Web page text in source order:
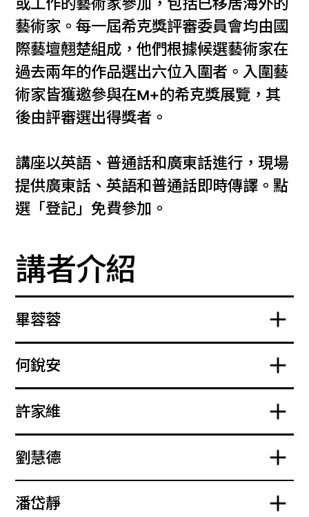
或工作的藝術家參加，包括已移居海外的
藝術家。每一屆希克獎評審委員會均由國
際藝壇翹楚組成，他們根據候選藝術家在
過去兩年的作品選出六位入圍者。入圍藝
術家皆獲邀參與在M+的希克獎展覽，其
後由評審選出得獎者。
講座以英語、普通話和廣東話進行，現場
提供廣東話、英語和普通話即時傳譯。點
選「登記」免費參加。
講者介紹
畢蓉蓉
何銳安
許家維
劉慧德
潘岱靜